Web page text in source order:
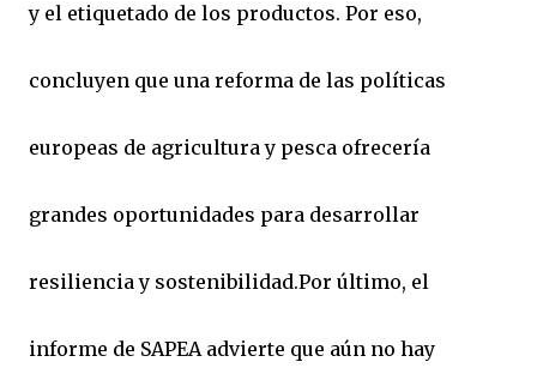
y el etiquetado de los productos. Por eso,
concluyen que una reforma de las políticas
europeas de agricultura y pesca ofrecería
grandes oportunidades para desarrollar
resiliencia y sostenibilidad.Por último, el
informe de SAPEA advierte que aún no hay